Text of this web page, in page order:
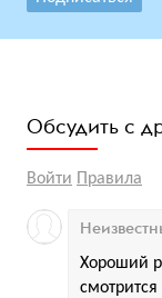
Обсудить с
Войти Правила
Хороший
смотрится